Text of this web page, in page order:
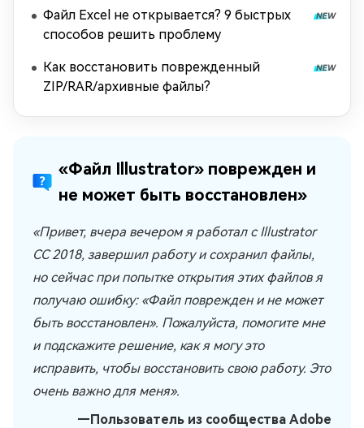
Файл Excel не открывается? 9 быстрых
способов решить проблему
Как восстановить поврежденный
ZIP/RAR/архивные файлы?
«Файл Illustrator» поврежден и
не может быть восстановлен»
«Привет, вчера вечером я работал с Illustrator
CC 2018, завершил работу и сохранил файлы,
но сейчас при попытке открытия этих файлов я
получаю ошибку: «Файл поврежден и не может
быть восстановлен». Пожалуйста, помогите мне
и подскажите решение, как я могу это
исправить, чтобы восстановить свою работу. Это
очень важно для меня».
—Пользователь из сообщества Adobe